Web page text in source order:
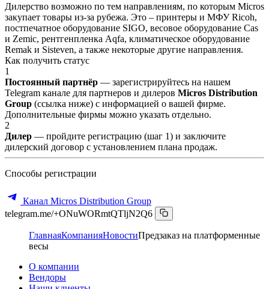
Дилерство возможно по тем направлениям, по которым Micros
закупает товары из-за рубежа. Это – принтеры и МФУ Ricoh,
постпечатное оборудование SIGO, весовое оборудование Cas
и Zemic, рентгенпленка Aqfa, климатическое оборудование
Remak и Sisteven, а также некоторые другие направления.
Как получить статус
1
Постоянный партнёр — зарегистрируйтесь на нашем
Telegram канале для партнеров и дилеров Micros Distribution
Group (ссылка ниже) с информацией о вашей фирме.
Дополнительные фирмы можно указать отдельно.
2
Дилер — пройдите регистрацию (шаг 1) и заключите
дилерский договор с установлением плана продаж.
Способы регистрации
Канал Micros Distribution Group
telegram.me/+ONuWORmtQTljN2Q6
ГлавнаяКомпанияНовостиПредзаказ на платформенные
весы
О компании
Вендоры